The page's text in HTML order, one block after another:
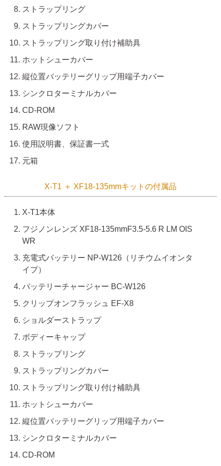
ストラップリング
ストラップリングカバー
ストラップリング取り付け補助具
ホットシューカバー
縦位置バッテリーグリップ用端子カバー
シンクロターミナルカバー
CD-ROM
RAW現像ソフト
使用説明書、保証書一式
元箱
X-T1 ＋ XF18-135mmキットの付属品
X-T1本体
フジノンレンズ XF18-135mmF3.5-5.6 R LM OIS
WR
充電式バッテリー NP-W126（リチウムイオンタ
イプ）
バッテリーチャージャー BC-W126
クリップオンフラッシュ EF-X8
ショルダーストラップ
ボディーキャップ
ストラップリング
ストラップリングカバー
ストラップリング取り付け補助具
ホットシューカバー
縦位置バッテリーグリップ用端子カバー
シンクロターミナルカバー
CD-ROM